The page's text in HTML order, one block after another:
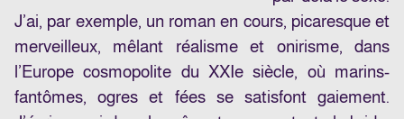
J’ai, par exemple, un roman en cours, picaresque et
merveilleux, mêlant réalisme et onirisme, dans
l’Europe cosmopolite du XXIe siècle, où marins-
fantômes, ogres et fées se satisfont gaiement.